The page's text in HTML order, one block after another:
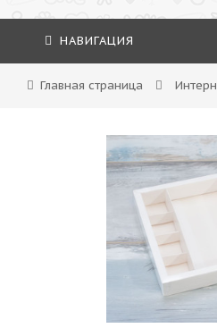
НАВИГАЦИЯ
Главная страница